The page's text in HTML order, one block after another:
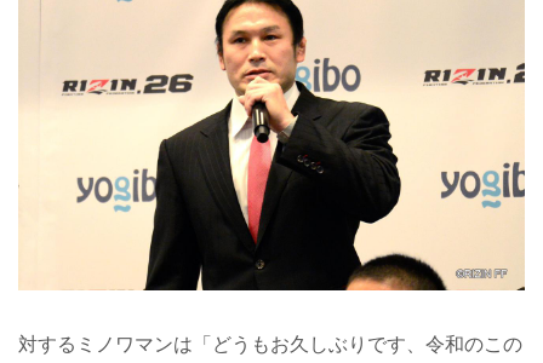
対するミノワマンは「どうもお久しぶりです、令和のこの